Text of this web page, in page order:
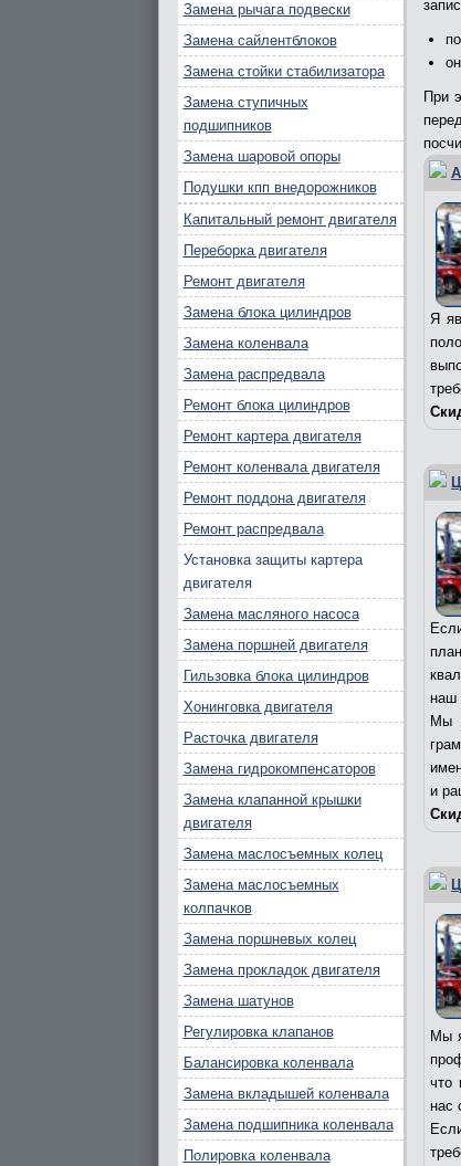
При
Я
наш
Мы
и
Мы
что
нас
Замена рычага подвески
Замена сайлентблоков
Замена стойки стабилизатора
Замена ступичных
подшипников
Замена шаровой опоры
Подушки кпп внедорожников
Капитальный ремонт двигателя
Переборка двигателя
Ремонт двигателя
Замена блока цилиндров
Замена коленвала
Замена распредвала
Ремонт блока цилиндров
Ремонт картера двигателя
Ремонт коленвала двигателя
Ремонт поддона двигателя
Ремонт распредвала
Установка защиты картера
двигателя
Замена масляного насоса
Замена поршней двигателя
Гильзовка блока цилиндров
Хонинговка двигателя
Расточка двигателя
Замена гидрокомпенсаторов
Замена клапанной крышки
двигателя
Замена маслосъемных колец
Замена маслосъемных
колпачков
Замена поршневых колец
Замена прокладок двигателя
Замена шатунов
Регулировка клапанов
Балансировка коленвала
Замена вкладышей коленвала
Замена подшипника коленвала
Полировка коленвала